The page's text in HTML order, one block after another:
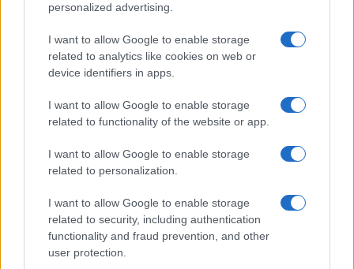
personalized advertising.
I want to allow Google to enable storage
related to analytics like cookies on web or
device identifiers in apps.
I want to allow Google to enable storage
related to functionality of the website or app.
I want to allow Google to enable storage
related to personalization.
I want to allow Google to enable storage
related to security, including authentication
functionality and fraud prevention, and other
user protection.
Questa migrazione forzata ha anche un
impatto emotivo. Quando i familiari vivono a
molti chilometri di distanza dalla struttura, le
visite diventano inevitabilmente meno frequenti,
aggravando la solitudine di molti anziani.
Vaia: “Serve maggiore uniformità
nei servizi”
Roberta Vaia, segretaria della Cisl Lombardia,
il mondo delle Rsa è ormai a tutti gli effetti un
mercato, ma non può essere gestito soltanto